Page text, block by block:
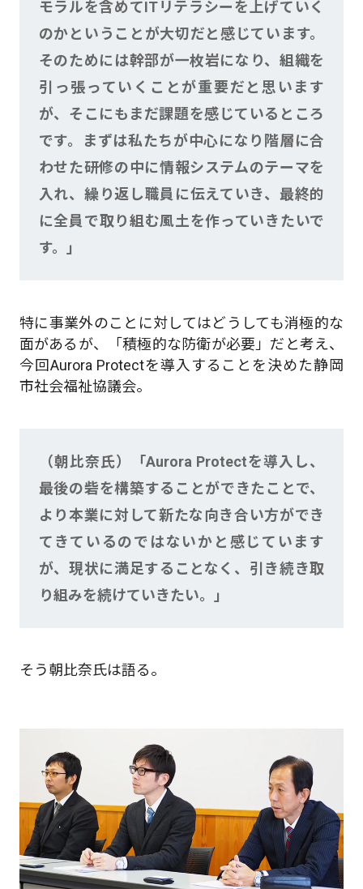
モラルを含めてITリテラシーを上げていく
のかということが大切だと感じています。
そのためには幹部が一枚岩になり、組織を
引っ張っていくことが重要だと思います
が、そこにもまだ課題を感じているところ
です。まずは私たちが中心になり階層に合
わせた研修の中に情報システムのテーマを
入れ、繰り返し職員に伝えていき、最終的
に全員で取り組む風土を作っていきたいで
す。」
特に事業外のことに対してはどうしても消極的な
面があるが、「積極的な防衛が必要」だと考え、
今回Aurora Protectを導入することを決めた静岡
市社会福祉協議会。
（朝比奈氏）「Aurora Protectを導入し、
最後の砦を構築することができたことで、
より本業に対して新たな向き合い方ができ
てきているのではないかと感じています
が、現状に満足することなく、引き続き取
り組みを続けていきたい。」
そう朝比奈氏は語る。